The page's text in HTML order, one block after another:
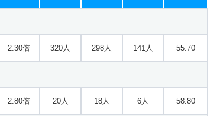
2.30倍 320人 298人 141人 55.70
2.80倍 20人 18人 6人 58.80